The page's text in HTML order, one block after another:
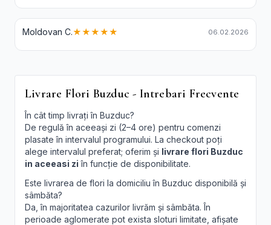
Moldovan C.★★★★★ 06.02.2026
Livrare Flori Buzduc - Intrebari Frecvente
În cât timp livrați în Buzduc?
De regulă în aceeași zi (2–4 ore) pentru comenzi
plasate în intervalul programului. La checkout poți
alege intervalul preferat; oferim și livrare flori Buzduc
in aceeasi zi în funcție de disponibilitate.
Este livrarea de flori la domiciliu în Buzduc disponibilă și
sâmbăta?
Da, în majoritatea cazurilor livrăm și sâmbăta. În
perioade aglomerate pot exista sloturi limitate, afișate